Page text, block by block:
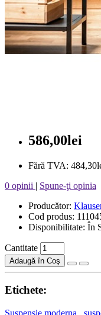
586,00lei
Fără TVA:
0 opinii | Spune-ţi opinia
Producător:
Cod produs:
Disponibilitate: În
Cantitate
Adaugă în Coş
Etichete:
Suspensie moderna